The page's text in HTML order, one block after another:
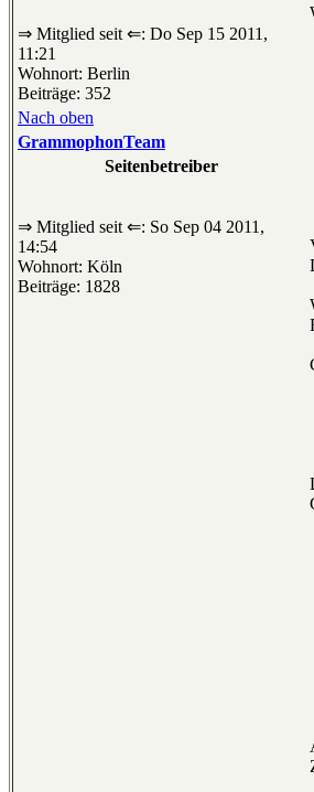
⇒ Mitglied seit ⇐: Do Sep 15 2011,
11:21
Wohnort: Berlin
Beiträge: 352
Nach oben
GrammophonTeam
Seitenbetreiber
⇒ Mitglied seit ⇐: So Sep 04 2011,
14:54
Wohnort: Köln
Beiträge: 1828